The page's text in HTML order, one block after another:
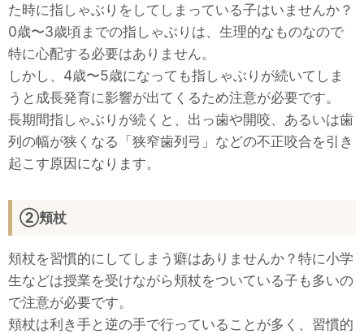
た時に指しゃぶりをしてしまっている子はいませんか？
0歳〜3歳頃までの指しゃぶりは、生理的なものなので
特に心配する必要はありません。
しかし、4歳〜5歳になっても指しゃぶりが続いてしま
うと成長発育に影響が出てくるため注意が必要です。
長期間指しゃぶりが続くと、出っ歯や開咬、あるいは歯
列の幅が狭くなる「狭窄歯列弓」などの不正咬合を引き
起こす原因になります。
②頬杖
頬杖を習慣的にしてしまう癖はありませんか？特に小学
生などは授業を受けながら頬杖をついている子も多いの
で注意が必要です。
頬杖は利き手と逆の手で行っていることが多く、習慣的